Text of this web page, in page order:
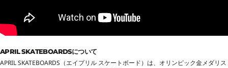
APRIL SKATEBOARDSについて
APRIL SKATEBOARDS（エイプリル スケートボード）は、オリンピック金メダリス